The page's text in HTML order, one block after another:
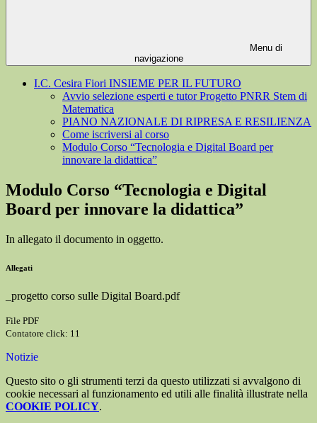
Menu di
navigazione
I.C. Cesira Fiori INSIEME PER IL FUTURO
Avvio selezione esperti e tutor Progetto PNRR Stem di
Matematica
PIANO NAZIONALE DI RIPRESA E RESILIENZA
Come iscriversi al corso
Modulo Corso “Tecnologia e Digital Board per
innovare la didattica”
Modulo Corso “Tecnologia e Digital
Board per innovare la didattica”
In allegato il documento in oggetto.
Allegati
_progetto corso sulle Digital Board.pdf
File PDF
Contatore click: 11
Notizie
Questo sito o gli strumenti terzi da questo utilizzati si avvalgono di
cookie necessari al funzionamento ed utili alle finalità illustrate nella
COOKIE POLICY.